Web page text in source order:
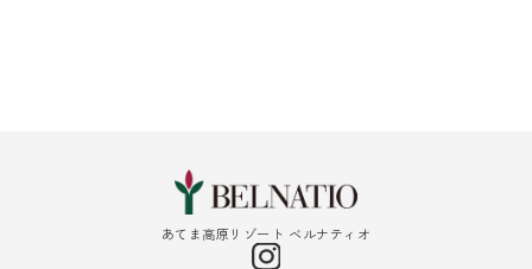
あてま高原リゾート ベルナティオ